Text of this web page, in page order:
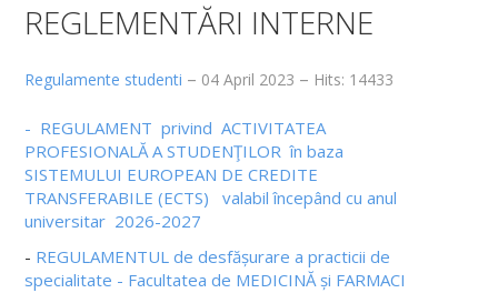
REGLEMENTĂRI INTERNE
Regulamente studenti 04 April 2023 Hits: 14433
- REGULAMENT privind ACTIVITATEA
PROFESIONALĂ A STUDENŢILOR în baza
SISTEMULUI EUROPEAN DE CREDITE
TRANSFERABILE (ECTS)
valabil începând cu anul
universitar 2026-2027
- REGULAMENTUL de desfășurare a practicii de
specialitate - Facultatea de MEDICINĂ și FARMACI